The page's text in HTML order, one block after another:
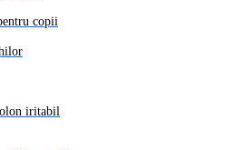
copii
iritabil